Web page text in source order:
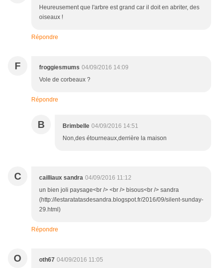
Heureusement que l'arbre est grand car il doit en abriter, des
oiseaux !
Répondre
F froggiesmums 04/09/2016 14:09
Vole de corbeaux ?
Répondre
B Brimbelle 04/09/2016 14:51
Non,des étourneaux,derrière la maison
C cailliaux sandra 04/09/2016 11:12
un bien joli paysage<br /> <br /> bisous<br /> sandra
(http://lestaratatasdesandra.blogspot.fr/2016/09/silent-sunday-
29.html)
Répondre
O oth67 04/09/2016 11:05